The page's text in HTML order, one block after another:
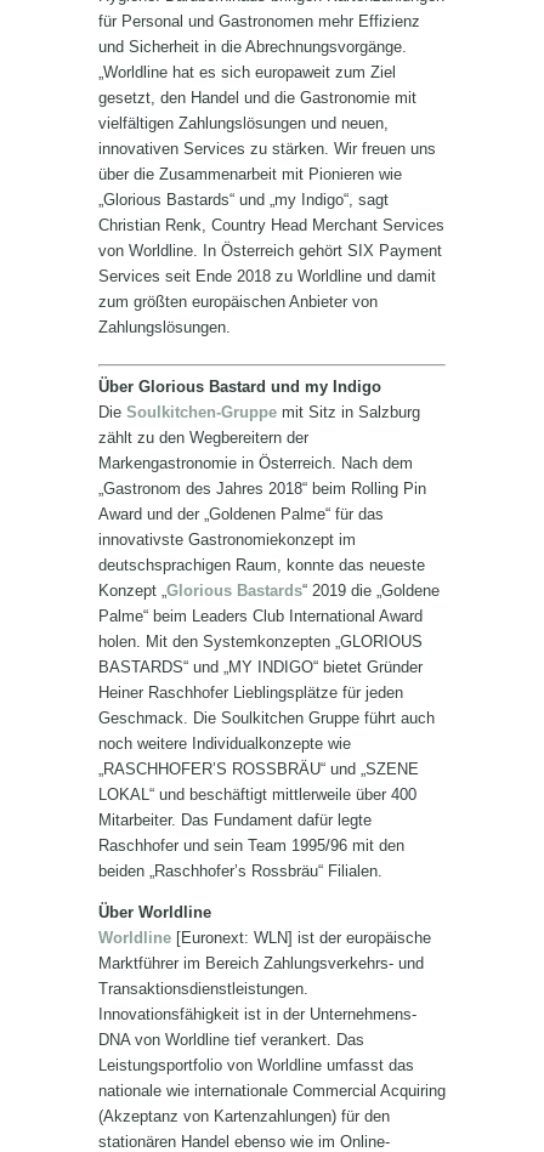
für Personal und Gastronomen mehr Effizienz
und Sicherheit in die Abrechnungsvorgänge.
„Worldline hat es sich europaweit zum Ziel
gesetzt, den Handel und die Gastronomie mit
vielfältigen Zahlungslösungen und neuen,
innovativen Services zu stärken. Wir freuen uns
über die Zusammenarbeit mit Pionieren wie
„Glorious Bastards“ und „my Indigo“, sagt
Christian Renk, Country Head Merchant Services
von Worldline. In Österreich gehört SIX Payment
Services seit Ende 2018 zu Worldline und damit
zum größten europäischen Anbieter von
Zahlungslösungen.
Über Glorious Bastard und my Indigo
Die Soulkitchen-Gruppemit Sitz in Salzburg
zählt zu den Wegbereitern der
Markengastronomie in Österreich. Nach dem
„Gastronom des Jahres 2018“ beim Rolling Pin
Award und der „Goldenen Palme“ für das
innovativste Gastronomiekonzept im
deutschsprachigen Raum, konnte das neueste
Konzept „Glorious Bastards“ 2019 die „Goldene
Palme“ beim Leaders Club International Award
holen. Mit den Systemkonzepten „GLORIOUS
BASTARDS“ und „MY INDIGO“ bietet Gründer
Heiner Raschhofer Lieblingsplätze für jeden
Geschmack. Die Soulkitchen Gruppe führt auch
noch weitere Individualkonzepte wie
„RASCHHOFER’S ROSSBRÄU“ und „SZENE
LOKAL“ und beschäftigt mittlerweile über 400
Mitarbeiter. Das Fundament dafür legte
Raschhofer und sein Team 1995/96 mit den
beiden „Raschhofer’s Rossbräu“ Filialen.
Über Worldline
Worldline[Euronext: WLN] ist der europäische
Marktführer im Bereich Zahlungsverkehrs- und
Transaktionsdienstleistungen.
Innovationsfähigkeit ist in der Unternehmens-
DNA von Worldline tief verankert. Das
Leistungsportfolio von Worldline umfasst das
nationale wie internationale Commercial Acquiring
(Akzeptanz von Kartenzahlungen) für den
stationären Handel ebenso wie im Online-